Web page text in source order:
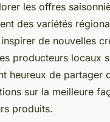
les offres
des variétés
de nouvelles
producteurs locaux
heureux de partager
sur la meilleure
produits.